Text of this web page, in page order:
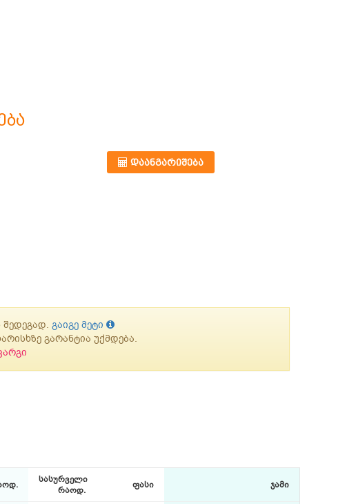
ᲓᲐᲐᲜᲒᲐᲠᲘᲨᲔᲑᲐ
გაიგე მეტი
გარანტია უქმდება.
სასურველი
რაოდ.
ფასი ჯამი